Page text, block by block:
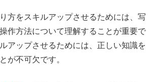
方をスキルアップさせるためには、写
作方法について理解することが重要で
アップさせるためには、正しい知識を
が不可欠です。